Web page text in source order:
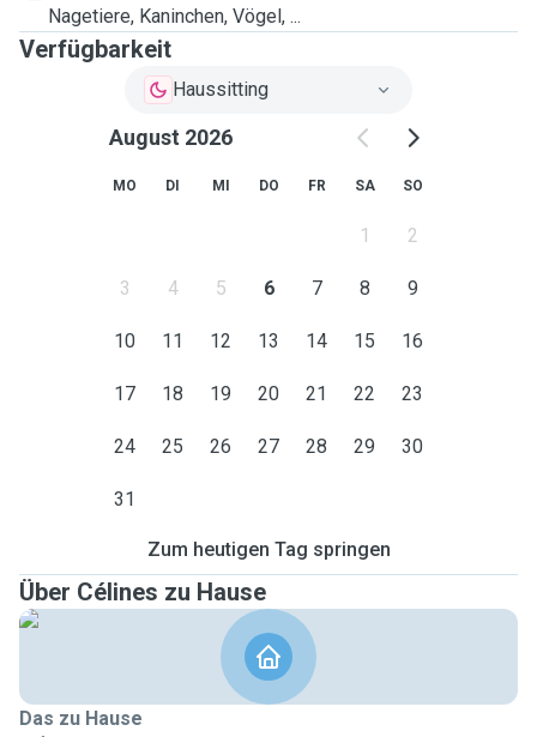
Nagetiere, Kaninchen, Vögel, ...
Verfügbarkeit
Haussitting
August 2026
MO DI MI DO FR SA SO
1 2
3 4 5 6 7 8 9
10 11 12 13 14 15 16
17 18 19 20 21 22 23
24 25 26 27 28 29 30
31
Zum heutigen Tag springen
Über Célines zu Hause
Das zu Hause